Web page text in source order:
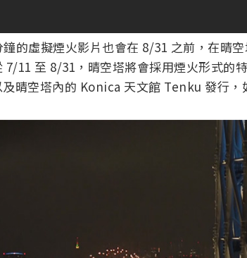
鐘的虛擬煙火影片也會在 8/31 之前，在晴
7/11 至 8/31，晴空塔將會採用煙火形式的
晴空塔內的 Konica 天文館 Tenku 發行